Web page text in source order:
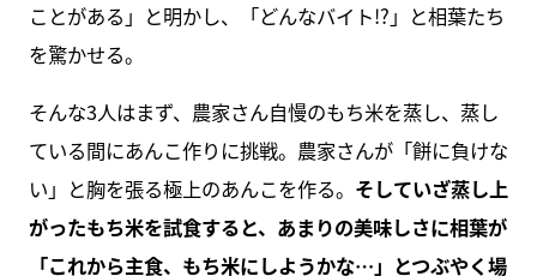
ことがある」と明かし、「どんなバイト!?」と相葉たち
を驚かせる。
そんな3人はまず、農家さん自慢のもち米を蒸し、蒸し
ている間にあんこ作りに挑戦。農家さんが「餅に負けな
い」と胸を張る極上のあんこを作る。 そしていざ蒸し上
がったもち米を試食すると、あまりの美味しさに相葉が
「これから主食、もち米にしようかな…」とつぶやく場